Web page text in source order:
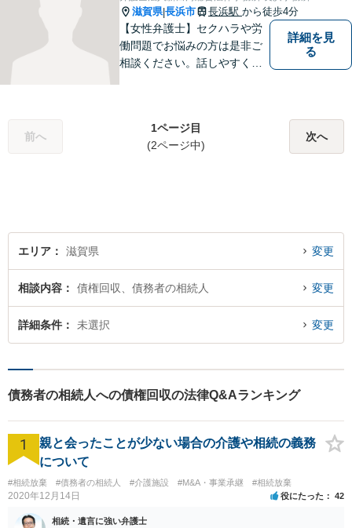
滋賀県|長浜市 長浜駅 から徒歩4分
【女性弁護士】セクハラや労
働問題でお悩みの方は是非ご
相談ください。話しやすく相
詳細を見
る
前へ
1ページ目
(2ページ中)
次へ
エリア 滋賀県 変更
相談内容 債権回収、債務者の相続人 変更
詳細条件 未選択 変更
債務者の相続人への債権回収の法律Q&Aランキング
1
親と会ったことが少ない場合の介護や相続の義務
について
#相続放棄 #債務者の相続人 #介護施設 #M&A・事業承継 #相続放棄
2020年12月14日 役にたった 42
相続・遺言に強い弁護士